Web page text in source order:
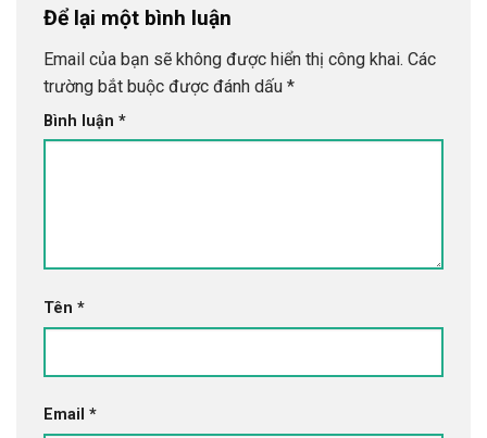
Để lại một bình luận
Email của bạn sẽ không được hiển thị công khai. Các
trường bắt buộc được đánh dấu *
Bình luận *
Tên *
Email *